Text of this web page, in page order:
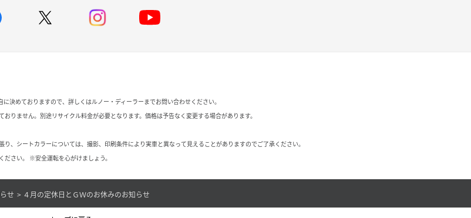
決めておりますので、詳しくはルノー・ディーラーまでお問い合わせください。
ません。別途リサイクル料金が必要となります。価格は予告なく変更する場合があります。
、シートカラーについては、撮影、印刷条件により実車と異なって見えることがありますのでご了承ください。
さい。 ※安全運転を心がけましょう。
せ ４月の定休日とＧＷのお休みのお知らせ